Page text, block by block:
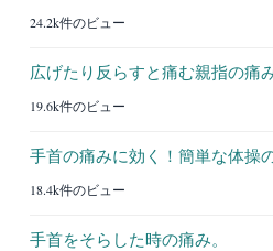
24.2k件のビュー
広げたり反らすと痛む親指の痛み
19.6k件のビュー
手首の痛みに効く！簡単な体操
18.4k件のビュー
手首をそらした時の痛み。